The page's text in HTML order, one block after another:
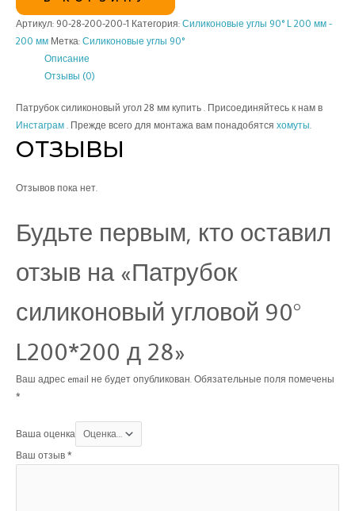
Артикул: 90-28-200-200-1 Категория: Силиконовые углы 90° L 200 мм -
200 мм Метка: Силиконовые углы 90°
Описание
Отзывы (0)
Патрубок силиконовый угол 28 мм купить . Присоединяйтесь к нам в
Инстаграм . Прежде всего для монтажа вам понадобятся хомуты.
ОТЗЫВЫ
Отзывов пока нет.
Будьте первым, кто оставил
отзыв на «Патрубок
силиконовый угловой 90°
L200*200 д 28»
Ваш адрес email не будет опубликован. Обязательные поля помечены
*
Ваша оценка
Ваш отзыв *